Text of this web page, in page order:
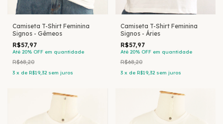
Camiseta T-Shirt Feminina
Signos - Gêmeos
R$57,97
Até 20% OFF em quantidade
R$68,20
3 x de R$19,32 sem juros
Camiseta T-Shirt Feminina
Signos - Áries
R$57,97
Até 20% OFF em quantidade
R$68,20
3 x de R$19,32 sem juros